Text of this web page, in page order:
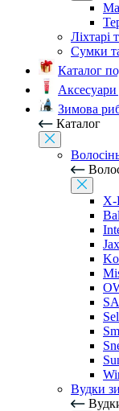
Ліхтарі
Сумки
Каталог
Аксесуари
Зимова
Каталог
X-
Вудки